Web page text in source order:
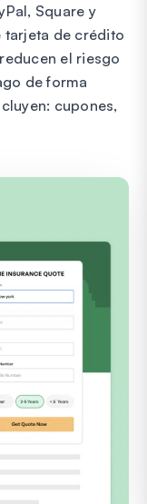
Square y
tarjeta de crédito
el riesgo
de forma
cupones,